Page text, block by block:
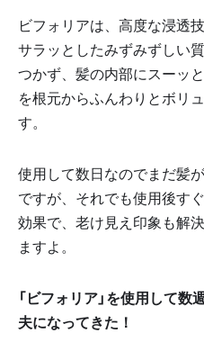
ビフォリアは、高度な浸透
サラッとしたみずみずしい
つかず、髪の内部にスーッ
を根元からふんわりとボリ
す。
使用して数日なのでまだ髪
ですが、それでも使用後す
効果で、老け見え印象も解
ますよ。
「ビフォリア」を使用して
夫になってきた！